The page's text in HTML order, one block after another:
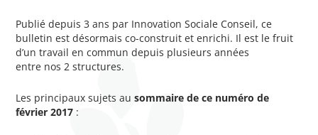
Publié depuis 3 ans par Innovation Sociale Conseil, ce
bulletin est désormais co-construit et enrichi. Il est le fruit
d’un travail en commun depuis plusieurs années
entre nos 2 structures.
Les principaux sujets ausommaire de ce numéro de
février 2017 :